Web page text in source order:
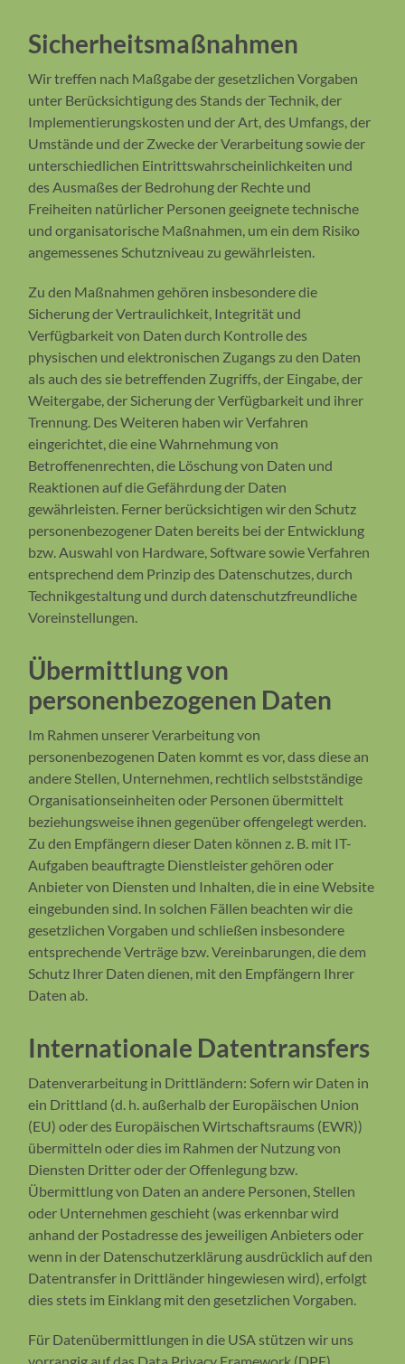
Sicherheitsmaßnahmen
Wir treffen nach Maßgabe der gesetzlichen Vorgaben
unter Berücksichtigung des Stands der Technik, der
Implementierungskosten und der Art, des Umfangs, der
Umstände und der Zwecke der Verarbeitung sowie der
unterschiedlichen Eintrittswahrscheinlichkeiten und
des Ausmaßes der Bedrohung der Rechte und
Freiheiten natürlicher Personen geeignete technische
und organisatorische Maßnahmen, um ein dem Risiko
angemessenes Schutzniveau zu gewährleisten.
Zu den Maßnahmen gehören insbesondere die
Sicherung der Vertraulichkeit, Integrität und
Verfügbarkeit von Daten durch Kontrolle des
physischen und elektronischen Zugangs zu den Daten
als auch des sie betreffenden Zugriffs, der Eingabe, der
Weitergabe, der Sicherung der Verfügbarkeit und ihrer
Trennung. Des Weiteren haben wir Verfahren
eingerichtet, die eine Wahrnehmung von
Betroffenenrechten, die Löschung von Daten und
Reaktionen auf die Gefährdung der Daten
gewährleisten. Ferner berücksichtigen wir den Schutz
personenbezogener Daten bereits bei der Entwicklung
bzw. Auswahl von Hardware, Software sowie Verfahren
entsprechend dem Prinzip des Datenschutzes, durch
Technikgestaltung und durch datenschutzfreundliche
Voreinstellungen.
Übermittlung von
personenbezogenen Daten
Im Rahmen unserer Verarbeitung von
personenbezogenen Daten kommt es vor, dass diese an
andere Stellen, Unternehmen, rechtlich selbstständige
Organisationseinheiten oder Personen übermittelt
beziehungsweise ihnen gegenüber offengelegt werden.
Zu den Empfängern dieser Daten können z. B. mit IT-
Aufgaben beauftragte Dienstleister gehören oder
Anbieter von Diensten und Inhalten, die in eine Website
eingebunden sind. In solchen Fällen beachten wir die
gesetzlichen Vorgaben und schließen insbesondere
entsprechende Verträge bzw. Vereinbarungen, die dem
Schutz Ihrer Daten dienen, mit den Empfängern Ihrer
Daten ab.
Internationale Datentransfers
Datenverarbeitung in Drittländern: Sofern wir Daten in
ein Drittland (d. h. außerhalb der Europäischen Union
(EU) oder des Europäischen Wirtschaftsraums (EWR))
übermitteln oder dies im Rahmen der Nutzung von
Diensten Dritter oder der Offenlegung bzw.
Übermittlung von Daten an andere Personen, Stellen
oder Unternehmen geschieht (was erkennbar wird
anhand der Postadresse des jeweiligen Anbieters oder
wenn in der Datenschutzerklärung ausdrücklich auf den
Datentransfer in Drittländer hingewiesen wird), erfolgt
dies stets im Einklang mit den gesetzlichen Vorgaben.
Für Datenübermittlungen in die USA stützen wir uns
vorrangig auf das Data Privacy Framework (DPF),